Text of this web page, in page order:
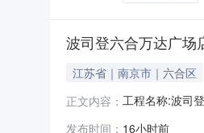
波司登六合万达广场
江苏省｜南京市｜六合区
正文内容： 工程名称:波司
发布时间： 16小时前